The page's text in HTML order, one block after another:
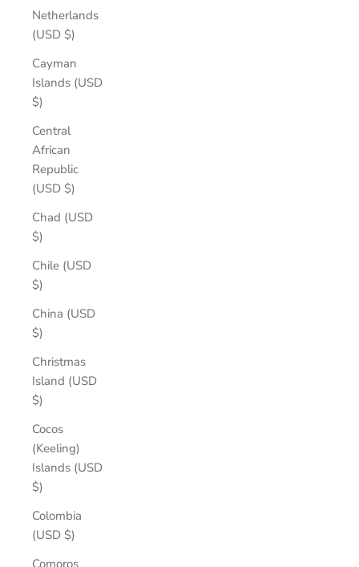
Netherlands
(USD $)
Cayman
Islands (USD
$)
Central
African
Republic
(USD $)
Chad (USD
$)
Chile (USD
$)
China (USD
$)
Christmas
Island (USD
$)
Cocos
(Keeling)
Islands (USD
$)
Colombia
(USD $)